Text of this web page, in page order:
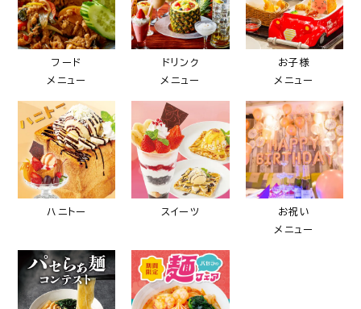
フード
メニュー
ドリンク
メニュー
お子様
メニュー
ハニトー スイーツ
お祝い
メニュー